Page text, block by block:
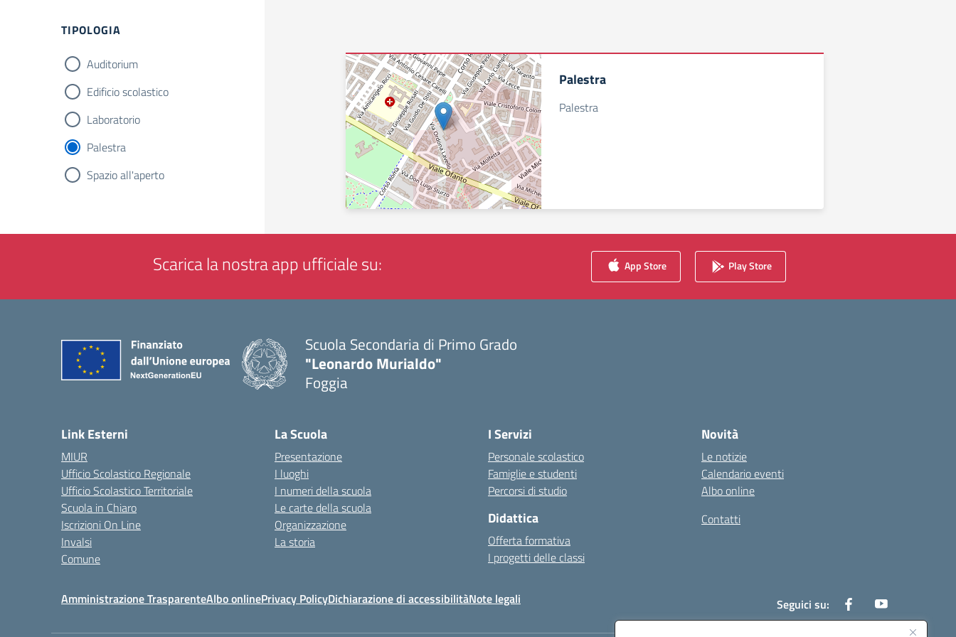
Filtri
TIPOLOGIA
Auditorium
Edificio scolastico
Laboratorio
Palestra
Spazio all'aperto
Palestra
Palestra
Scarica la nostra app ufficiale su: App Store Play Store
Scuola Secondaria di Primo Grado
"Leonardo Murialdo"
Foggia
Link Esterni
MIUR
Ufficio Scolastico Regionale
Ufficio Scolastico Territoriale
Scuola in Chiaro
Iscrizioni On Line
Invalsi
Comune
La Scuola
Presentazione
I luoghi
I numeri della scuola
Le carte della scuola
Organizzazione
La storia
I Servizi
Personale scolastico
Famiglie e studenti
Percorsi di studio
Didattica
Offerta formativa
I progetti delle classi
Novità
Le notizie
Calendario eventi
Albo online
Contatti
Amministrazione TrasparenteAlbo onlinePrivacy PolicyDichiarazione di accessibilitàNote legali Seguici su: